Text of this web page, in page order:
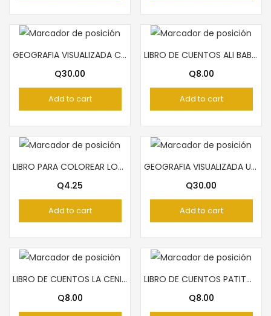
GEOGRAFIA VISUALIZADA CENTROAMERICANA PIEDRASANTA
Q30.00
Add to cart
LIBRO DE CUENTOS ALI BABA Y LOS 40 LADRONES
Q8.00
Add to cart
LIBRO PARA COLOREAR LOS TRANSPORTES
Q4.25
Add to cart
GEOGRAFIA VISUALIZADA UNIVERSAL PIEDRASANTA
Q30.00
Add to cart
LIBRO DE CUENTOS LA CENICIENTA
Q8.00
LIBRO DE CUENTOS PATITO FEO
Q8.00